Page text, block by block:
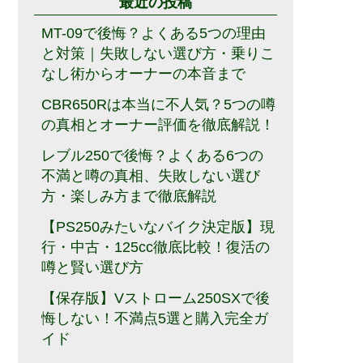
MT-09で後悔？よくある5つの理由
と対策｜失敗しない選び方・乗りこ
なし術からオーナーの本音まで
CBR650Rは本当に不人気？5つの噂
の真相とオーナー評価を徹底解説！
レブル250で後悔？よくある6つの
不満と噂の真相、失敗しない選び
方・楽しみ方まで徹底解説
【PS250みたいなバイク決定版】現
行・中古・125cc徹底比較！復活の
噂と賢い選び方
【保存版】Vストローム250SXで後
悔しない！不満点5選と購入完全ガ
イド